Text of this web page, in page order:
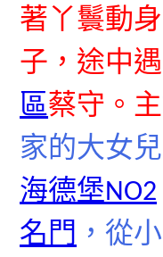
著丫鬟動
子，途中
區蔡守。主
家的大女
海德堡NO2
名門 ，從